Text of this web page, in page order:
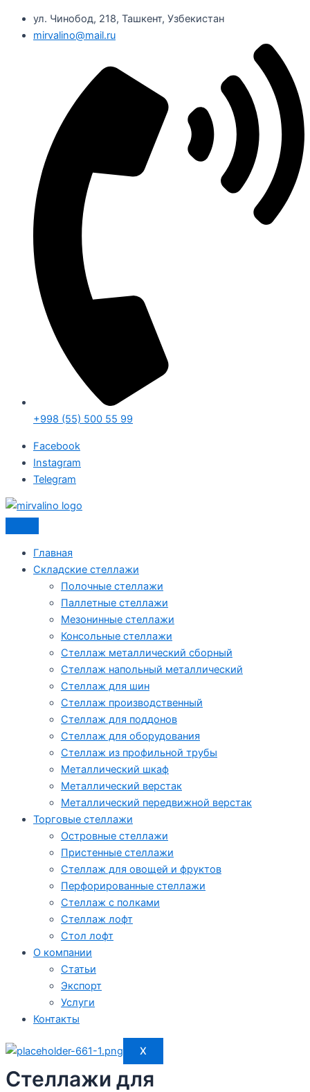
ул. Чинобод, 218, Ташкент, Узбекистан
mirvalino@mail.ru
+998 (55) 500 55 99
Facebook
Instagram
Telegram
Главная
Складские стеллажи
Полочные стеллажи
Паллетные стеллажи
Мезонинные стеллажи
Консольные стеллажи
Стеллаж металлический сборный
Стеллаж напольный металлический
Стеллаж для шин
Стеллаж производственный
Стеллаж для поддонов
Стеллаж для оборудования
Стеллаж из профильной трубы
Металлический шкаф
Металлический верстак
Металлический передвижной верстак
Торговые стеллажи
Островные стеллажи
Пристенные стеллажи
Стеллаж для овощей и фруктов
Перфорированные стеллажи
Стеллаж с полками
Стеллаж лофт
Стол лофт
О компании
Статьи
Экспорт
Услуги
Контакты
X
Стеллажи для